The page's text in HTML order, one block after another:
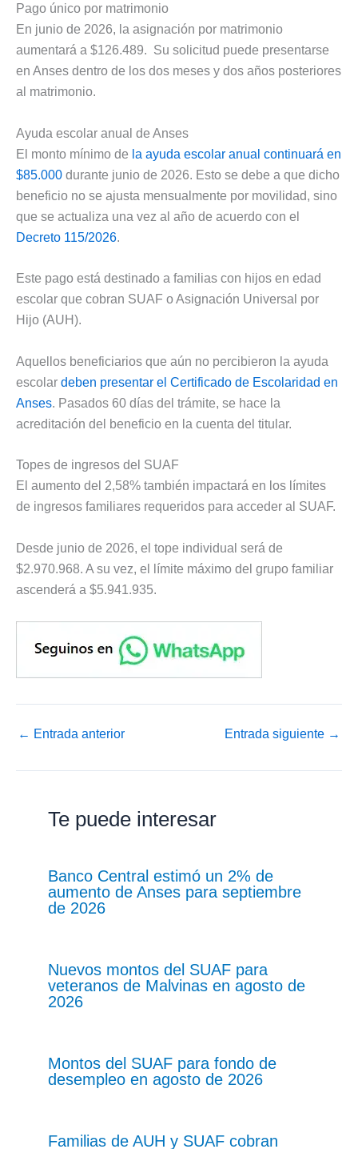
Pago único por matrimonio
En junio de 2026, la asignación por matrimonio
aumentará a $126.489. Su solicitud puede presentarse
en Anses dentro de los dos meses y dos años posteriores
al matrimonio.
Ayuda escolar anual de Anses
El monto mínimo de la ayuda escolar anual continuará en
$85.000 durante junio de 2026. Esto se debe a que dicho
beneficio no se ajusta mensualmente por movilidad, sino
que se actualiza una vez al año de acuerdo con el
Decreto 115/2026.
Este pago está destinado a familias con hijos en edad
escolar que cobran SUAF o Asignación Universal por
Hijo (AUH).
Aquellos beneficiarios que aún no percibieron la ayuda
escolar deben presentar el Certificado de Escolaridad en
Anses. Pasados 60 días del trámite, se hace la
acreditación del beneficio en la cuenta del titular.
Topes de ingresos del SUAF
El aumento del 2,58% también impactará en los límites
de ingresos familiares requeridos para acceder al SUAF.
Desde junio de 2026, el tope individual será de
$2.970.968. A su vez, el límite máximo del grupo familiar
ascenderá a $5.941.935.
← Entrada anterior Entrada siguiente →
Te puede interesar
Banco Central estimó un 2% de
aumento de Anses para septiembre
de 2026
Nuevos montos del SUAF para
veteranos de Malvinas en agosto de
2026
Montos del SUAF para fondo de
desempleo en agosto de 2026
Familias de AUH y SUAF cobran